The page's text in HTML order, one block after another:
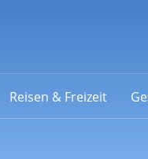
Reisen & Freizeit